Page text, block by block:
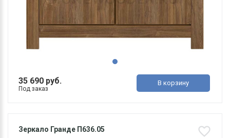
35 690 руб.
Под заказ
В корзину
Зеркало Гранде П636.05